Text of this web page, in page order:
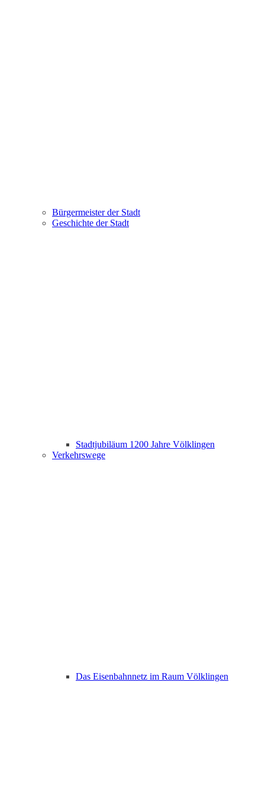
Bürgermeister der Stadt
Geschichte der Stadt
Stadtjubiläum 1200 Jahre Völklingen
Verkehrswege
Das Eisenbahnnetz im Raum Völklingen